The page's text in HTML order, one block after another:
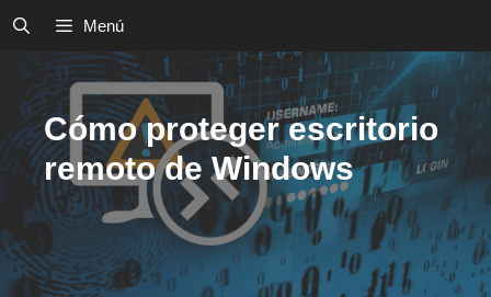
Saltar
contenido
Menú
Cómo proteger escritorio
remoto de Windows